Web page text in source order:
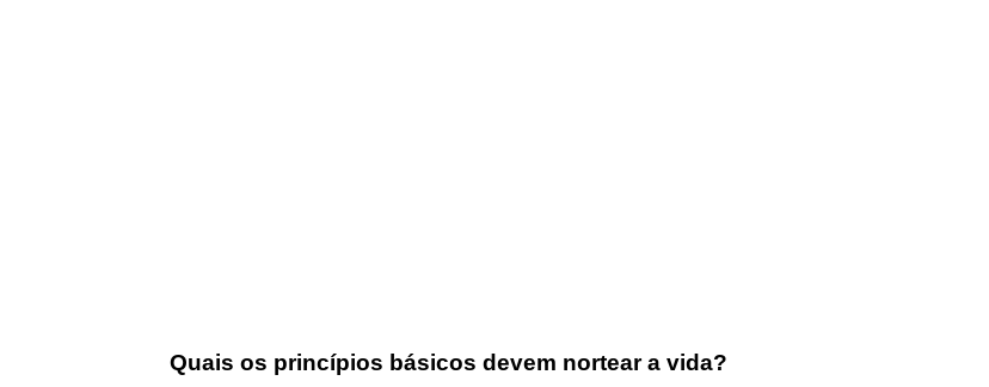
Quais os princípios básicos devem nortear a vida?